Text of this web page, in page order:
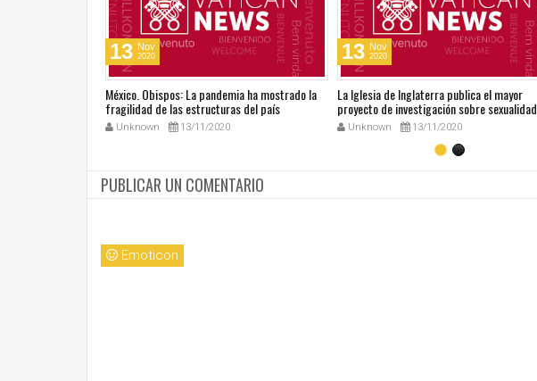
13 Nov
2020
México. Obispos: La pandemia ha mostrado la
fragilidad de las estructuras del país
Unknown 13/11/2020
13 Nov
2020
La Iglesia de Inglaterra publica el mayor
proyecto de investigación sobre sexualidad
Unknown 13/11/2020
PUBLICAR UN COMENTARIO
Emoticon